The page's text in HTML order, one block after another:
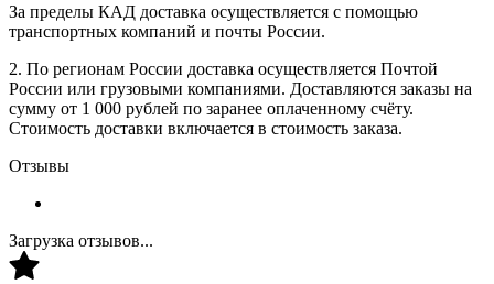
За пределы КАД доставка осуществляется с помощью
транспортных компаний и почты России.
2. По регионам России доставка осуществляется Почтой
России или грузовыми компаниями. Доставляются заказы на
сумму от 1 000 рублей по заранее оплаченному счёту.
Стоимость доставки включается в стоимость заказа.
Отзывы
Загрузка отзывов...